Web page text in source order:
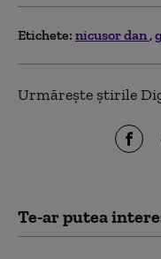
Etichete: nicusor dan
Urmărește știrile
Te-ar putea